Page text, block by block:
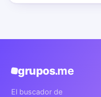
grupos.me
El buscador de